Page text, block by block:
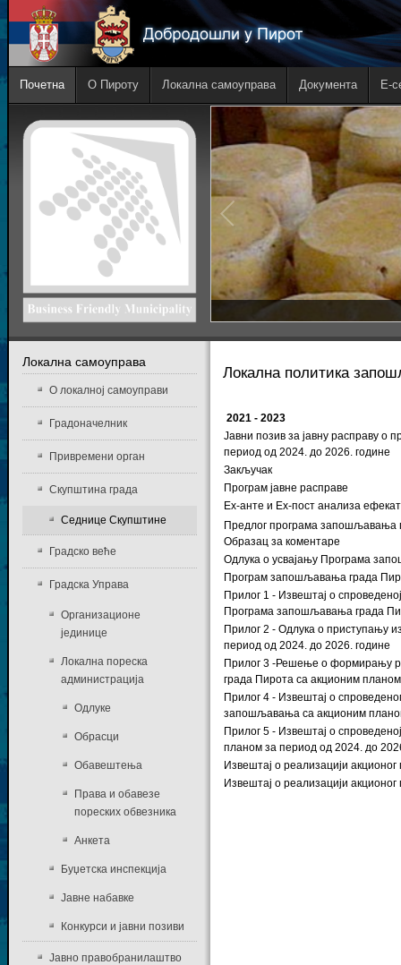
Почетна О Пироту Локална самоуправа Документа E-
Локална политика
2021 - 2023
Јавни позив за јавну расправу
период од 2024. до 2026. године
Закључак
Програм јавне расправе
Еx-анте и Еx-пост анализа
Предлог програма запошљавања
Образац за коментаре
Одлука о усвајању Програма
Програм запошљавања града
Прилог 1 - Извештај о
Програма запошљавања града
Прилог 2 - Одлука о приступању
период од 2024. до 2026. године
Прилог 3 -Решење о формирању
града Пирота са акционим
Прилог 4 - Извештај о
запошљавања са акционим
Прилог 5 - Извештај о
планом за период од 2024. до
Извештај о реализацији
Извештај о реализацији
Локална самоуправа
О локалној самоуправи
Градоначелник
Привремени орган
Скупштина града
Седнице Скупштине
Градско веће
Градска Управа
Организационе
јединице
Локална пореска
администрација
Одлуке
Обрасци
Обавештења
Права и обавезе
пореских обвезника
Анкета
Буџетска инспекција
Јавне набавке
Конкурси и јавни позиви
Јавно правобранилаштво